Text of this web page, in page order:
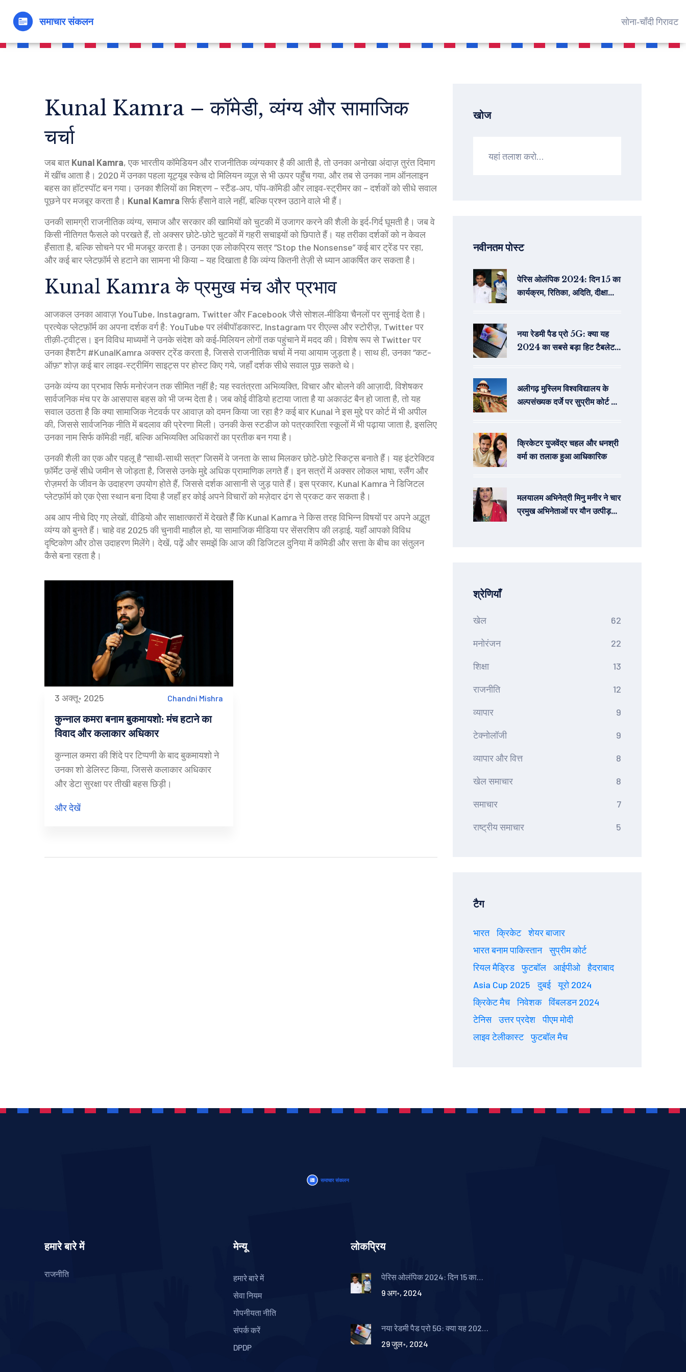
सोना‑चाँदी गिरावट
Kunal Kamra – कॉमेडी, व्यंग्य और सामाजिक
चर्चा
जब बातKunal Kamra,एक भारतीय कॉमेडियन और राजनीतिक व्यंग्यकार हैकी आती है, तो उनका अनोखा अंदाज़ तुरंत दिमाग
में खींच आता है। 2020 में उनका पहला यूट्यूब स्केच दो मिलियन व्यूज़ से भी ऊपर पहुँच गया, और तब से उनका नाम ऑनलाइन
बहस का हॉटस्पॉट बन गया। उनका शैलियों का मिश्रण – स्टैंड‑अप, पॉप‑कॉमेडी और लाइव‑स्ट्रीमर का – दर्शकों को सीधे सवाल
पूछने पर मजबूर करता है। Kunal Kamraसिर्फ हँसाने वाले नहीं, बल्कि प्रश्न उठाने वाले भी हैं।
उनकी सामग्रीराजनीतिक व्यंग्य,समाज और सरकार की खामियों को चुटकी में उजागर करने की शैलीके इर्द‑गिर्द घूमती है। जब वे
किसी नीतिगत फैसले को परखते हैं, तो अक्सर छोटे‑छोटे चुटकों में गहरी सचाइयों को छिपाते हैं। यह तरीका दर्शकों को न केवल
हँसाता है, बल्कि सोचने पर भी मजबूर करता है। उनका एक लोकप्रिय सत्र “Stop the Nonsense” कई बार ट्रेंड पर रहा,
और कई बार प्लेटफ़ॉर्म से हटाने का सामना भी किया – यह दिखाता है कि व्यंग्य कितनी तेज़ी से ध्यान आकर्षित कर सकता है।
Kunal Kamra के प्रमुख मंच और प्रभाव
आजकल उनका आवाज़ YouTube, Instagram, Twitter और Facebook जैसे सोशल‑मीडिया चैनलों पर सुनाई देता है।
प्रत्येक प्लेटफ़ॉर्म का अपना दर्शक वर्ग है: YouTube पर लंबीपॉडकास्ट, Instagram पर रीएल्स और स्टोरीज़, Twitter पर
तीक़ी‑ट्वीट्स। इन विविध माध्यमों ने उनके संदेश को कई‑मिलियन लोगों तक पहुंचाने में मदद की। विशेष रूप से Twitter पर
उनका हैशटैग #KunalKamra अक्सर ट्रेंड करता है, जिससे राजनीतिक चर्चा में नया आयाम जुड़ता है। साथ ही, उनका “कट-
ऑफ़” शोज़ कई बार लाइव‑स्ट्रीमिंग साइट्स पर होस्ट किए गये, जहाँ दर्शक सीधे सवाल पूछ सकते थे।
उनके व्यंग्य का प्रभाव सिर्फ मनोरंजन तक सीमित नहीं है; यहस्वतंत्रता अभिव्यक्ति,विचार और बोलने की आज़ादी, विशेषकर
सार्वजनिक मंच परके आसपास बहस को भी जन्म देता है। जब कोई वीडियो हटाया जाता है या अकाउंट बैन हो जाता है, तो यह
सवाल उठता है कि क्या सामाजिक नेटवर्क पर आवाज़ को दमन किया जा रहा है? कई बार Kunal ने इस मुद्दे पर कोर्ट में भी अपील
की, जिससे सार्वजनिक नीति में बदलाव की प्रेरणा मिली। उनकी केस स्टडीज को पत्रकारिता स्कूलों में भी पढ़ाया जाता है, इसलिए
उनका नाम सिर्फ कॉमेडी नहीं, बल्कि अभिव्यक्ति अधिकारों का प्रतीक बन गया है।
उनकी शैली का एक और पहलू है “साथी‑साथी सत्र” जिसमें वे जनता के साथ मिलकर छोटे‑छोटे स्किट्स बनाते हैं। यह इंटरेक्टिव
फ़ॉर्मेट उन्हें सीधे जमीन से जोड़ता है, जिससे उनके मुद्दे अधिक प्रामाणिक लगते हैं। इन सत्रों में अक्सर लोकल भाषा, स्लैंग और
रोज़मर्रा के जीवन के उदाहरण उपयोग होते हैं, जिससे दर्शक आसानी से जुड़ पाते हैं। इस प्रकार, Kunal Kamra ने डिजिटल
प्लेटफ़ॉर्म को एक ऐसा स्थान बना दिया है जहाँ हर कोई अपने विचारों को मज़ेदार ढंग से प्रकट कर सकता है।
अब आप नीचे दिए गए लेखों, वीडियो और साक्षात्कारों में देखते हैँ कि Kunal Kamra ने किस तरह विभिन्न विषयों पर अपने अद्भुत
व्यंग्य को बुनते हैं। चाहे वह 2025 की चुनावी माहौल हो, या सामाजिक मीडिया पर सेंसरशिप की लड़ाई, यहाँ आपको विविध
दृष्टिकोण और ठोस उदाहरण मिलेंगे। देखें, पढ़ें और समझें कि आज की डिजिटल दुनिया में कॉमेडी और सत्ता के बीच का संतुलन
कैसे बना रहता है।
3 अक्तू॰ 2025 Chandni Mishra
कुन्नाल कमरा बनाम बुकमायशो: मंच हटाने का
विवाद और कलाकार अधिकार
कुन्नाल कमरा की शिंदे पर टिप्पणी के बाद बुकमायशो ने
उनका शो डेलिस्ट किया, जिससे कलाकार अधिकार
और डेटा सुरक्षा पर तीखी बहस छिड़ी।
और देखें
खोज
नवीनतम पोस्ट
पेरिस ओलंपिक 2024: दिन 15 का
कार्यक्रम, रितिका, अदिति, दीक्षा
नया रेडमी पैड प्रो 5G: क्या यह
2024 का सबसे बड़ा हिट टैबलेट
अलीगढ़ मुस्लिम विश्वविद्यालय के
अल्पसंख्यक दर्जे पर सुप्रीम कोर्ट का
क्रिकेटर युजवेंद्र चहल और धनश्री
वर्मा का तलाक हुआ आधिकारिक
मलयालम अभिनेत्री मिनु मनीर ने चार
प्रमुख अभिनेताओं पर यौन उत्पीड़न
श्रेणियाँ
खेल 62
मनोरंजन 22
शिक्षा 13
राजनीति 12
व्यापार 9
टेक्नोलॉजी 9
व्यापार और वित्त 8
खेल समाचार 8
समाचार 7
राष्ट्रीय समाचार 5
टैग
भारत क्रिकेट
शेयर बाजार
भारत बनाम पाकिस्तान
सुप्रीम कोर्ट
रियल मैड्रिड
फुटबॉल आईपीओ
हैदराबाद
Asia Cup 2025
दुबई
यूरो 2024
क्रिकेट मैच
निवेशक
विंबलडन 2024
टेनिस
उत्तर प्रदेश
पीएम मोदी
लाइव टेलीकास्ट
फुटबॉल मैच
हमारे बारे में
राजनीति
मेन्यू
हमारे बारे में
सेवा नियम
गोपनीयता नीति
संपर्क करें
DPDP
लोकप्रिय
पेरिस ओलंपिक 2024: दिन 15 का
एक्शन में
9 अग॰, 2024
नया रेडमी पैड प्रो 5G: क्या यह 2024
29 जुल॰, 2024